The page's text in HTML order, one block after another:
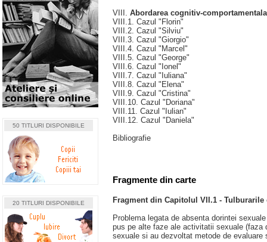
50 TITLURI DISPONIBILE
20 TITLURI DISPONIBILE
VIII. Abordarea cognitiv-
VIII.1. Cazul "Florin"
VIII.2. Cazul "Silviu"
VIII.3. Cazul "Giorgio"
VIII.4. Cazul "Marcel"
VIII.5. Cazul "George"
VIII.6. Cazul "Ionel"
VIII.7. Cazul "Iuliana"
VIII.8. Cazul "Elena"
VIII.9. Cazul "Cristina"
VIII.10. Cazul "Doriana"
VIII.11. Cazul "Iulian"
VIII.12. Cazul "Daniela"
Bibliografie
Fragmente din carte
Fragment din Capitolul VII.1 -
Problema legata de absenta dorintei
pus pe alte faze ale activitatii sexuale
sexuale si au dezvoltat metode de